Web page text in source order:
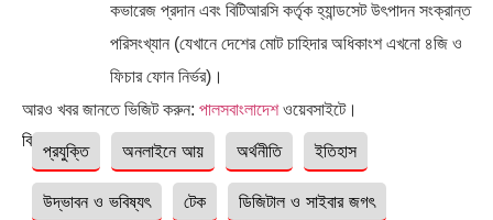
কভারেজ প্রদান এবং বিটিআরসি কর্তৃক হ্যান্ডসেট উৎপাদন সংক্রান্ত
পরিসংখ্যান (যেখানে দেশের মোট চাহিদার অধিকাংশ এখনো ৪জি ও
ফিচার ফোন নির্ভর)।
আরও খবর জানতে ভিজিট করুন: পালসবাংলাদেশওয়েবসাইটে।
বিষয়ঃপ্রযুক্তি অনলাইনে আয় অর্থনীতি ইতিহাস
উদ্ভাবন ও ভবিষ্যৎ টেক ডিজিটাল ও সাইবার জগৎ